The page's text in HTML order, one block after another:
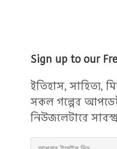
Sign up to our
ইতিহাস, সাহিত্য,
সকল গল্পের
নিউজলেটারে